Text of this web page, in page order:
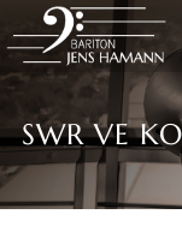
SWR VE